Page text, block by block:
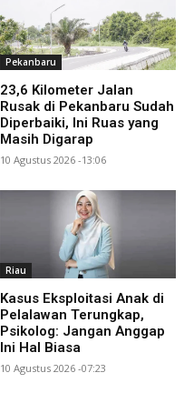
Pekanbaru
23,6 Kilometer Jalan
Rusak di Pekanbaru Sudah
Diperbaiki, Ini Ruas yang
Masih Digarap
10 Agustus 2026 -13:06
Riau
Kasus Eksploitasi Anak di
Pelalawan Terungkap,
Psikolog: Jangan Anggap
Ini Hal Biasa
10 Agustus 2026 -07:23